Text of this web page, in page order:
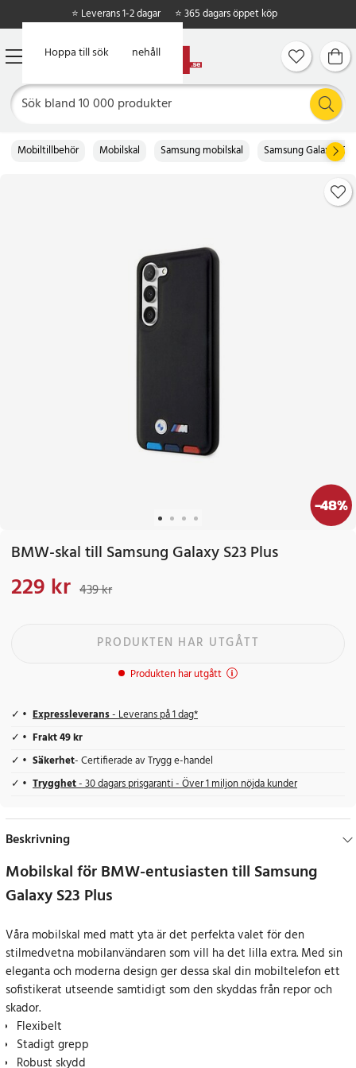
Hoppa till huvudinnehåll
Hoppa till sök
⭐ Leverans 1-2 dagar ⭐ 365 dagars öppet köp
Mobiltillbehör Mobilskal Samsung mobilskal Samsung Galaxy S23
-48%
BMW-skal till Samsung Galaxy S23 Plus
Nuvarande pris
229 kr 439 kr
PRODUKTEN HAR UTGÅTT
Produkten har utgått
Expressleverans- Leverans på 1 dag*
Frakt 49 kr
Säkerhet- Certifierade av Trygg e-handel
Trygghet- 30 dagars prisgaranti - Över 1 miljon nöjda kunder
Beskrivning
Mobilskal för BMW-entusiasten till Samsung
Galaxy S23 Plus
Våra mobilskal med matt yta är det perfekta valet för den
stilmedvetna mobilanvändaren som vill ha det lilla extra. Med sin
eleganta och moderna design ger dessa skal din mobiltelefon ett
sofistikerat utseende samtidigt som den skyddas från repor och
skador.
Flexibelt
Stadigt grepp
Robust skydd